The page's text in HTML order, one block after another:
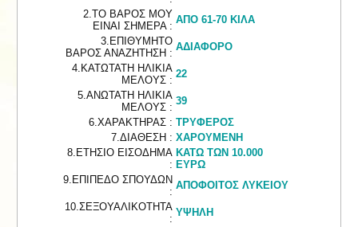
2.ΤΟ ΒΑΡΟΣ ΜΟΥ
ΕΙΝΑΙ ΣΗΜΕΡΑ :
ΑΠΟ 61-70 ΚΙΛΑ
3.ΕΠΙΘΥΜΗΤΟ
ΒΑΡΟΣ ΑΝΑΖΗΤΗΣΗ :
ΑΔΙΑΦΟΡΟ
4.ΚΑΤΩΤΑΤΗ ΗΛΙΚΙΑ
ΜΕΛΟΥΣ :
22
5.ΑΝΩΤΑΤΗ ΗΛΙΚΙΑ
ΜΕΛΟΥΣ :
39
6.ΧΑΡΑΚΤΗΡΑΣ : ΤΡΥΦΕΡΟΣ
7.ΔΙΑΘΕΣΗ : ΧΑΡΟΥΜΕΝΗ
8.ΕΤΗΣΙΟ ΕΙΣΟΔΗΜΑ
:
ΚΑΤΩ ΤΩΝ 10.000
ΕΥΡΩ
9.ΕΠΙΠΕΔΟ ΣΠΟΥΔΩΝ
:
ΑΠΟΦΟΙΤΟΣ ΛΥΚΕΙΟΥ
10.ΣΕΞΟΥΑΛΙΚΟΤΗΤΑ
:
ΥΨΗΛΗ